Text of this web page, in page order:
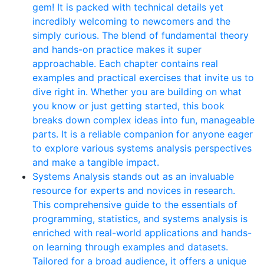
gem! It is packed with technical details yet
incredibly welcoming to newcomers and the
simply curious. The blend of fundamental theory
and hands-on practice makes it super
approachable. Each chapter contains real
examples and practical exercises that invite us to
dive right in. Whether you are building on what
you know or just getting started, this book
breaks down complex ideas into fun, manageable
parts. It is a reliable companion for anyone eager
to explore various systems analysis perspectives
and make a tangible impact.
Systems Analysis stands out as an invaluable
resource for experts and novices in research.
This comprehensive guide to the essentials of
programming, statistics, and systems analysis is
enriched with real-world applications and hands-
on learning through examples and datasets.
Tailored for a broad audience, it offers a unique